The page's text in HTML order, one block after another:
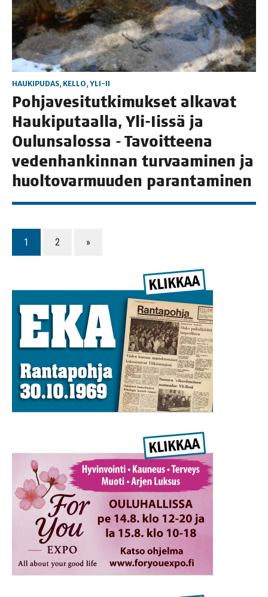
HAUKIPUDAS, KELLO, YLI-II
Poh­ja­ve­si­tut­ki­muk­set alka­vat
Hau­ki­pu­taal­la, Yli-Iis­sä ja
Oulun­sa­los­sa ‒ Tavoit­tee­na
veden­han­kin­nan tur­vaa­mi­nen ja
huol­to­var­muu­den parantaminen
1 2 »